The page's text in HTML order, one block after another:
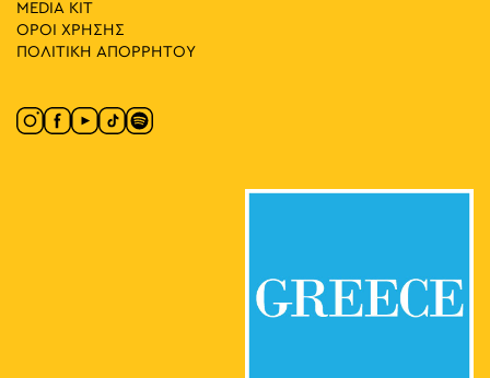
MEDIA ΚIT
ΟΡΟΙ ΧΡΗΣΗΣ
ΠΟΛΙΤΙΚΗ ΑΠΟΡΡΗΤΟΥ